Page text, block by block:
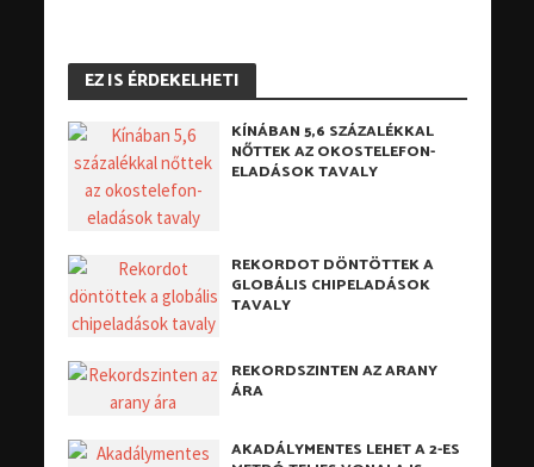
EZ IS ÉRDEKELHETI
KÍNÁBAN 5,6 SZÁZALÉKKAL
NŐTTEK AZ OKOSTELEFON-
ELADÁSOK TAVALY
REKORDOT DÖNTÖTTEK A
GLOBÁLIS CHIPELADÁSOK
TAVALY
REKORDSZINTEN AZ ARANY
ÁRA
AKADÁLYMENTES LEHET A 2-ES